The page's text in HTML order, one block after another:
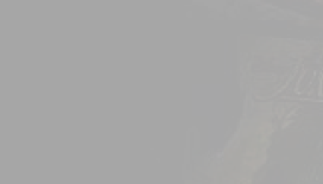
acabou